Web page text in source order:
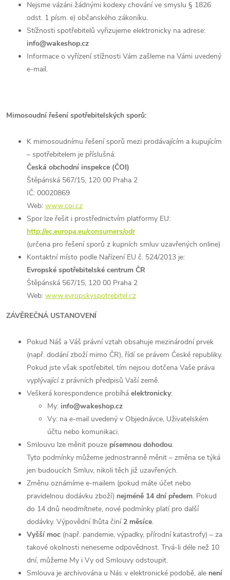
Nejsme vázáni žádnými kodexy chování ve smyslu § 1826
odst. 1 písm. e) občanského zákoníku.
Stížnosti spotřebitelů vyřizujeme elektronicky na adrese:
info@wakeshop.cz
Informace o vyřízení stížnosti Vám zašleme na Vámi uvedený
e-mail.
Mimosoudní řešení spotřebitelských sporů:
K mimosoudnímu řešení sporů mezi prodávajícím a kupujícím
– spotřebitelem je příslušná:
Česká obchodní inspekce (ČOI)
Štěpánská 567/15, 120 00 Praha 2
IČ: 00020869
Web: www.coi.cz
Spor lze řešit i prostřednictvím platformy EU:
http://ec.europa.eu/consumers/odr
(určena pro řešení sporů z kupních smluv uzavřených online)
Kontaktní místo podle Nařízení EU č. 524/2013 je:
Evropské spotřebitelské centrum ČR
Štěpánská 567/15, 120 00 Praha 2
Web: www.evropskyspotrebitel.cz
ZÁVĚREČNÁ USTANOVENÍ
Pokud Náš a Váš právní vztah obsahuje mezinárodní prvek
(např. dodání zboží mimo ČR), řídí se právem České republiky.
Pokud jste však spotřebitel, tím nejsou dotčena Vaše práva
vyplývající z právních předpisů Vaší země.
Veškerá korespondence probíhá elektronicky:
My: info@wakeshop.cz
Vy: na e-mail uvedený v Objednávce, Uživatelském
účtu nebo komunikaci.
Smlouvu lze měnit pouze písemnou dohodou.
Tyto podmínky můžeme jednostranně měnit – změna se týká
jen budoucích Smluv, nikoli těch již uzavřených.
Změnu oznámíme e-mailem (pokud máte účet nebo
pravidelnou dodávku zboží) nejméně 14 dní předem. Pokud
do 14 dnů neodmítnete, nové podmínky platí pro další
dodávky. Výpovědní lhůta činí 2 měsíce.
Vyšší moc (např. pandemie, výpadky, přírodní katastrofy) – za
takové okolnosti neneseme odpovědnost. Trvá-li déle než 10
dní, můžeme My i Vy od Smlouvy odstoupit.
Smlouva je archivována u Nás v elektronické podobě, ale není